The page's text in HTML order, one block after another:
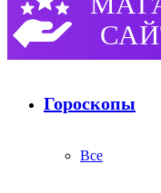
Гороскопы
Все